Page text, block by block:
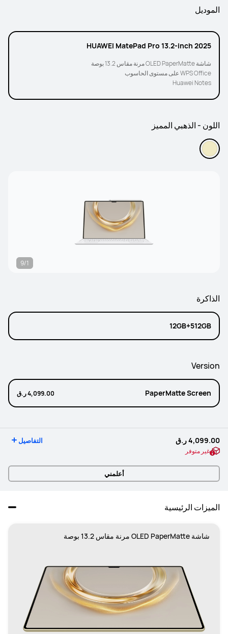
الموديل
HUAWEI MatePad Pro 13.2-inch 2025
شاشة OLED PaperMatte مرنة مقاس 13.2 بوصة
WPS Office على مستوى الحاسوب
Huawei Notes
اللون - الذهبي المميز
9/1
الذاكرة
12GB+512GB
Version
PaperMatte Screen 4,099.00 ر.ق
4,099.00 ر.ق التفاصيل
غير متوفر
أعلمني
الميزات الرئيسية
شاشة OLED PaperMatte مرنة مقاس 13.2 بوصة